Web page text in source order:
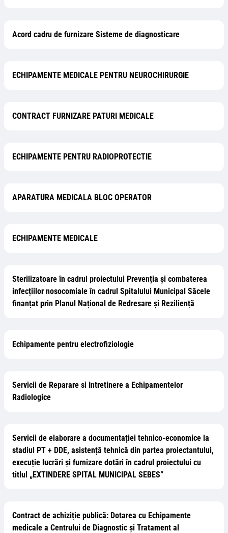
Acord cadru de furnizare Sisteme de diagnosticare
ECHIPAMENTE MEDICALE PENTRU NEUROCHIRURGIE
CONTRACT FURNIZARE PATURI MEDICALE
ECHIPAMENTE PENTRU RADIOPROTECTIE
APARATURA MEDICALA BLOC OPERATOR
ECHIPAMENTE MEDICALE
Sterilizatoare în cadrul proiectului Prevenția și combaterea
infecțiilor nosocomiale în cadrul Spitalului Municipal Săcele
finanțat prin Planul Național de Redresare și Reziliență
Echipamente pentru electrofiziologie
Servicii de Reparare si Intretinere a Echipamentelor
Radiologice
Servicii de elaborare a documentației tehnico-economice la
stadiul PT + DDE, asistență tehnică din partea proiectantului,
execuție lucrări și furnizare dotări în cadrul proiectului cu
titlul „EXTINDERE SPITAL MUNICIPAL SEBES”
Contract de achiziție publică: Dotarea cu Echipamente
medicale a Centrului de Diagnostic și Tratament al